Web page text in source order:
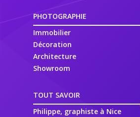
PHOTOGRAPHIE
Immobilier
Décoration
Architecture
Showroom
TOUT SAVOIR
Philippe, graphiste à Nice